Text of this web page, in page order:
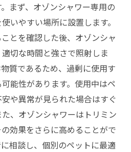
まず、オゾンシャワー専用の
いやすい場所に設置します。
とを確認した後、オゾンシャ
切な時間と強さで照射しま
質であるため、過剰に使用す
能性があります。使用中はペ
や異常が見られた場合はすぐ
、オゾンシャワーはトリミン
効果をさらに高めることがで
相談し、個別のペットに最適